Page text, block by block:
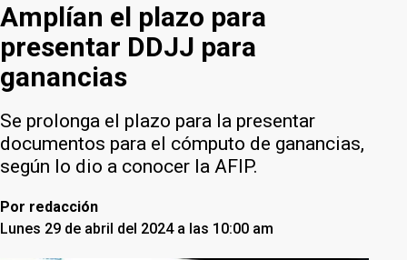
Amplían el plazo para
presentar DDJJ para
ganancias
Se prolonga el plazo para la presentar
documentos para el cómputo de ganancias,
según lo dio a conocer la AFIP.
Por redacción
Lunes 29 de abril del 2024 a las 10:00 am